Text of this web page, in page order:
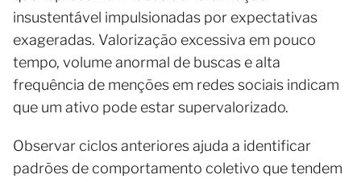
insustentável impulsionadas por expectativas
exageradas. Valorização excessiva em pouco
tempo, volume anormal de buscas e alta
frequência de menções em redes sociais indicam
que um ativo pode estar supervalorizado.
Observar ciclos anteriores ajuda a identificar
padrões de comportamento coletivo que tendem